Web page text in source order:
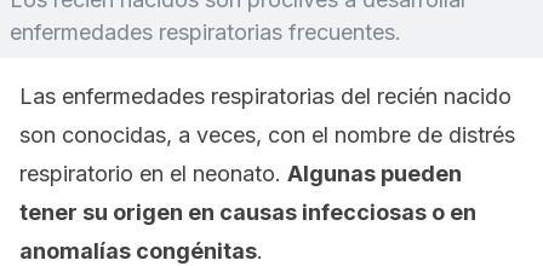
enfermedades respiratorias frecuentes.
Las enfermedades respiratorias del recién nacido
son conocidas, a veces, con el nombre de distrés
respiratorio en el neonato. Algunas pueden
tener su origen en causas infecciosas o en
anomalías congénitas.